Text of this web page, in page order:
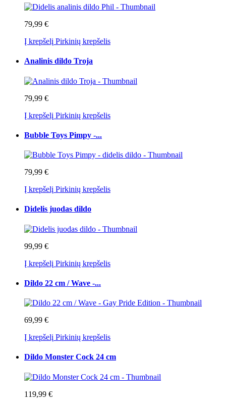
79,99 €
Į krepšelį Pirkinių krepšelis
Analinis dildo Troja
79,99 €
Į krepšelį Pirkinių krepšelis
Bubble Toys Pimpy -...
79,99 €
Į krepšelį Pirkinių krepšelis
Didelis juodas dildo
99,99 €
Į krepšelį Pirkinių krepšelis
Dildo 22 cm / Wave -...
69,99 €
Į krepšelį Pirkinių krepšelis
Dildo Monster Cock 24 cm
119,99 €